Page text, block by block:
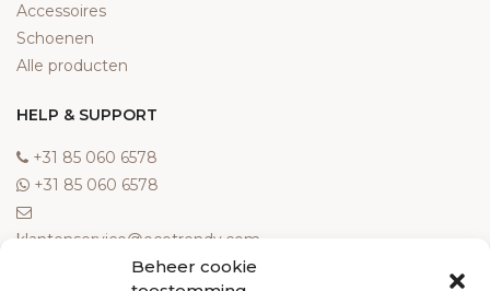
Beheer cookie
Accessoires
Schoenen
Alle producten
HELP & SUPPORT
‎+31 85 060 6578
‎+31 85 060 6578
klantenservice@ecotrendy.com